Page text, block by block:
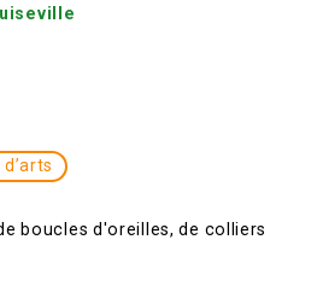
boucles d'oreilles, de colliers